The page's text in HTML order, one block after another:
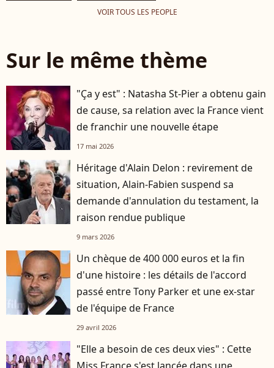
VOIR TOUS LES PEOPLE
Sur le même thème
"Ça y est" : Natasha St-Pier a obtenu gain
de cause, sa relation avec la France vient
de franchir une nouvelle étape
17 mai 2026
Héritage d'Alain Delon : revirement de
situation, Alain-Fabien suspend sa
demande d'annulation du testament, la
raison rendue publique
9 mars 2026
Un chèque de 400 000 euros et la fin
d'une histoire : les détails de l'accord
passé entre Tony Parker et une ex-star
de l'équipe de France
29 avril 2026
"Elle a besoin de ces deux vies" : Cette